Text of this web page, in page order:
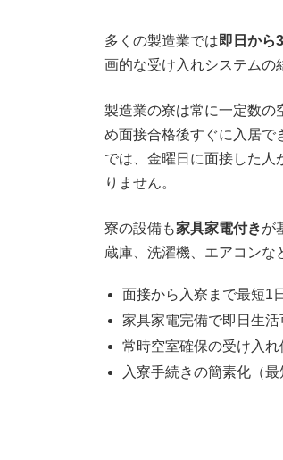
多くの製造業では 即日から
画的な受け入れシステムの
製造業の寮は常に一定数の
め面接合格後すぐに入居で
では、金曜日に面接した人
りません。
寮の設備も家具家電付きが
蔵庫、洗濯機、エアコンな
面接から入寮まで最短1
家具家電完備で即日生活
常時空室確保の受け入れ
入寮手続きの簡素化（最